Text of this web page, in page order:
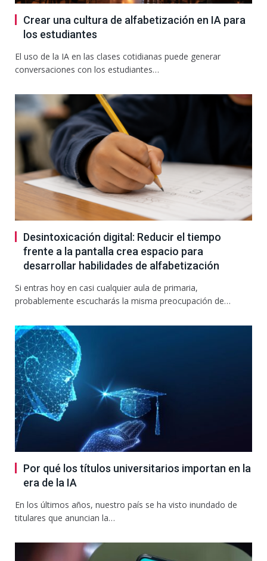
Crear una cultura de alfabetización en IA para
los estudiantes
El uso de la IA en las clases cotidianas puede generar
conversaciones con los estudiantes…
Desintoxicación digital: Reducir el tiempo
frente a la pantalla crea espacio para
desarrollar habilidades de alfabetización
Si entras hoy en casi cualquier aula de primaria,
probablemente escucharás la misma preocupación de…
Por qué los títulos universitarios importan en la
era de la IA
En los últimos años, nuestro país se ha visto inundado de
titulares que anuncian la…